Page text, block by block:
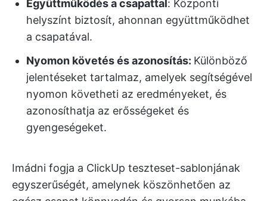
Együttműködés a csapattal : Központi
helyszínt biztosít, ahonnan együttműködhet
a csapatával.
Nyomon követés és azonosítás: Különböző
jelentéseket tartalmaz, amelyek segítségével
nyomon követheti az eredményeket, és
azonosíthatja az erősségeket és
gyengeségeket.
Imádni fogja a ClickUp teszteset-sablonjának
egyszerűségét, amelynek köszönhetően az